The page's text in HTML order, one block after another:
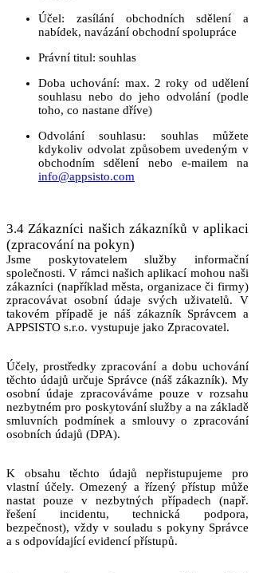
Účel: zasílání obchodních sdělení a
nabídek, navázání obchodní spolupráce
Právní titul: souhlas
Doba uchování: max. 2 roky od udělení
souhlasu nebo do jeho odvolání (podle
toho, co nastane dříve)
Odvolání souhlasu: souhlas můžete
kdykoliv odvolat způsobem uvedeným v
obchodním sdělení nebo e-mailem na
info@appsisto.com
3.4 Zákazníci našich zákazníků v aplikaci
(zpracování na pokyn)
Jsme poskytovatelem služby informační
společnosti. V rámci našich aplikací mohou naši
zákazníci (například města, organizace či firmy)
zpracovávat osobní údaje svých uživatelů. V
takovém případě je náš zákazník Správcem a
APPSISTO s.r.o. vystupuje jako Zpracovatel.
Účely, prostředky zpracování a dobu uchování
těchto údajů určuje Správce (náš zákazník). My
osobní údaje zpracováváme pouze v rozsahu
nezbytném pro poskytování služby a na základě
smluvních podmínek a smlouvy o zpracování
osobních údajů (DPA).
K obsahu těchto údajů nepřistupujeme pro
vlastní účely. Omezený a řízený přístup může
nastat pouze v nezbytných případech (např.
řešení incidentu, technická podpora,
bezpečnost), vždy v souladu s pokyny Správce
a s odpovídající evidencí přístupů.